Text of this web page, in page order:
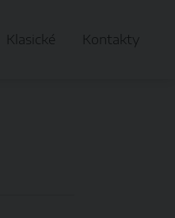
Klasické Kontakty